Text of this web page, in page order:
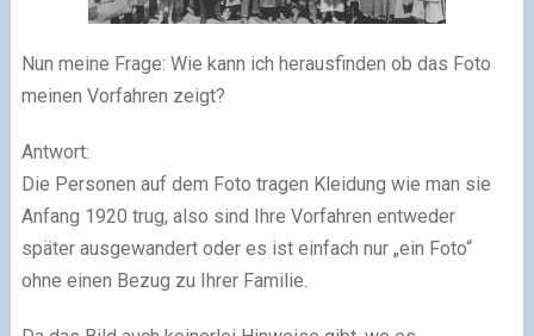
Nun meine Frage: Wie kann ich herausfinden ob das Foto
meinen Vorfahren zeigt?
Antwort:
Die Personen auf dem Foto tragen Kleidung wie man sie
Anfang 1920 trug, also sind Ihre Vorfahren entweder
später ausgewandert oder es ist einfach nur „ein Foto“
ohne einen Bezug zu Ihrer Familie.